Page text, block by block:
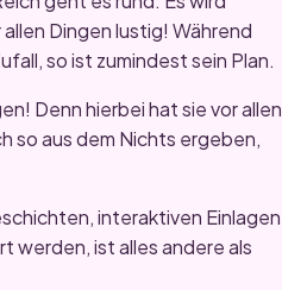
Dingen lustig! Während
so ist zumindest sein Plan.
Denn hierbei hat sie vor allen
so aus dem Nichts ergeben,
interaktiven Einlagen
werden, ist alles andere als